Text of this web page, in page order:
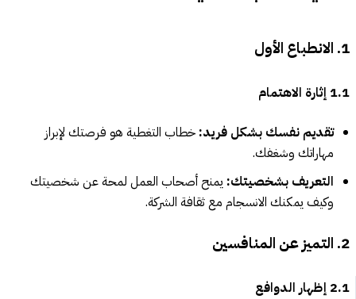
1. الانطباع الأول
1.1 إثارة الاهتمام
تقديم نفسك بشكل فريد: خطاب التغطية هو فرصتك لإبراز
مهاراتك وشغفك.
التعريف بشخصيتك: يمنح أصحاب العمل لمحة عن شخصيتك
وكيف يمكنك الانسجام مع ثقافة الشركة.
2. التميز عن المنافسين
2.1 إظهار الدوافع